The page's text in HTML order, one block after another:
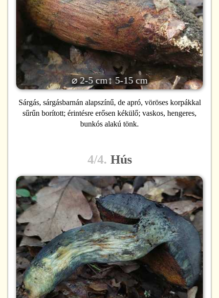
Sárgás, sárgásbarnán alapszínű, de apró, vöröses korpákkal
sűrűn borított; érintésre erősen kékülő; vaskos, hengeres,
bunkós alakú tönk.
⌀ 2-5 cm↕ 5-15 cm
4/4. Hús